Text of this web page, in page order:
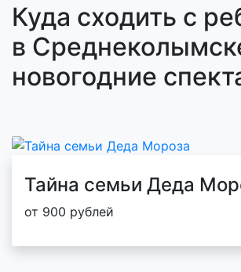
Куда сходить с
в
новогодние
Тайна семьи Деда
от 900 рублей